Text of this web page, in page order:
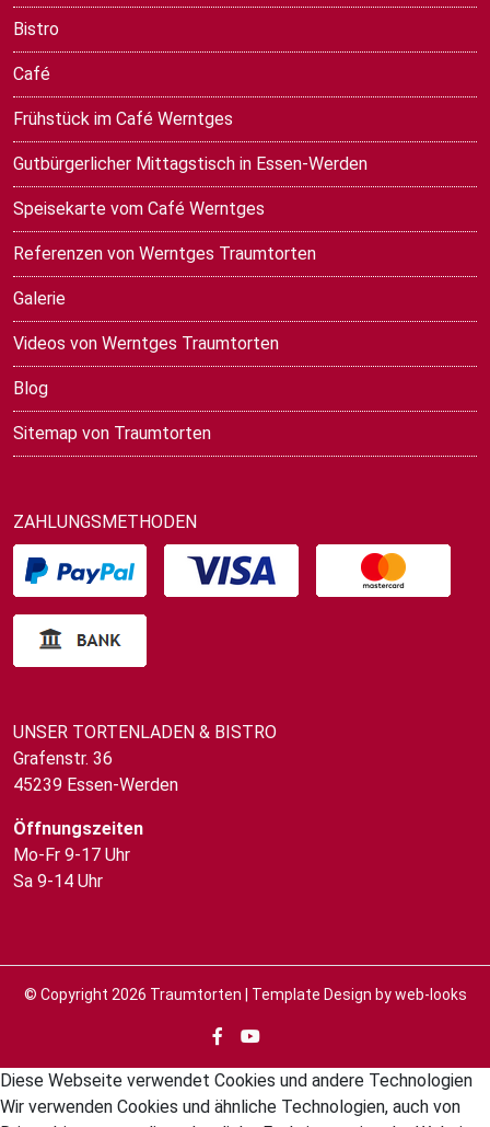
Bistro
Café
Frühstück im Café Werntges
Gutbürgerlicher Mittagstisch in Essen-Werden
Speisekarte vom Café Werntges
Referenzen von Werntges Traumtorten
Galerie
Videos von Werntges Traumtorten
Blog
Sitemap von Traumtorten
ZAHLUNGSMETHODEN
UNSER TORTENLADEN & BISTRO
Grafenstr. 36
45239 Essen-Werden
Öffnungszeiten
Mo-Fr 9-17 Uhr
Sa 9-14 Uhr
© Copyright 2026 Traumtorten | Template Design byweb-looks
Diese Webseite verwendet Cookies und andere Technologien
Wir verwenden Cookies und ähnliche Technologien, auch von